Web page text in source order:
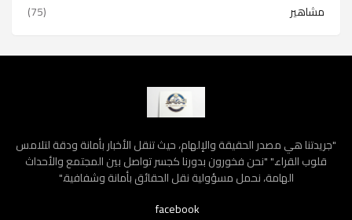
مشاهير
(75)
"جريدتنا هي مصدر الحقيقة والإلهام، حيث تنقل الأخبار بأمانة ودقة لتلامس
قلوب القراء." "نحن فخورون بدورنا كجسر تواصل بين المجتمع والأحداث
الهامة، نحمل مسؤولية نقل الحقائق بأمانة وشفافية."
facebook